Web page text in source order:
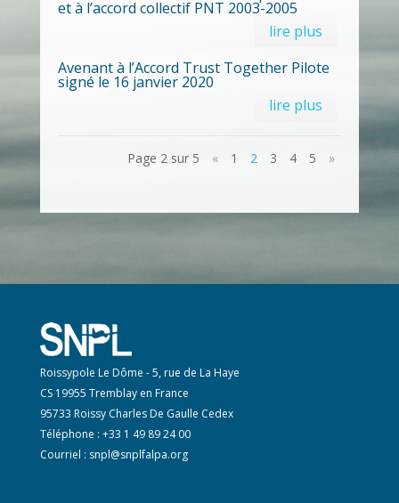
et à l’accord collectif PNT 2003-2005
lire plus
Avenant à l’Accord Trust Together Pilote
signé le 16 janvier 2020
lire plus
Page 2 sur 5 « 1 2 3 4 5 »
Roissypole Le Dôme - 5, rue de La Haye
CS 19955 Tremblay en France
95733 Roissy Charles De Gaulle Cedex
Téléphone : +33 1 49 89 24 00
Courriel : snpl@snplfalpa.org